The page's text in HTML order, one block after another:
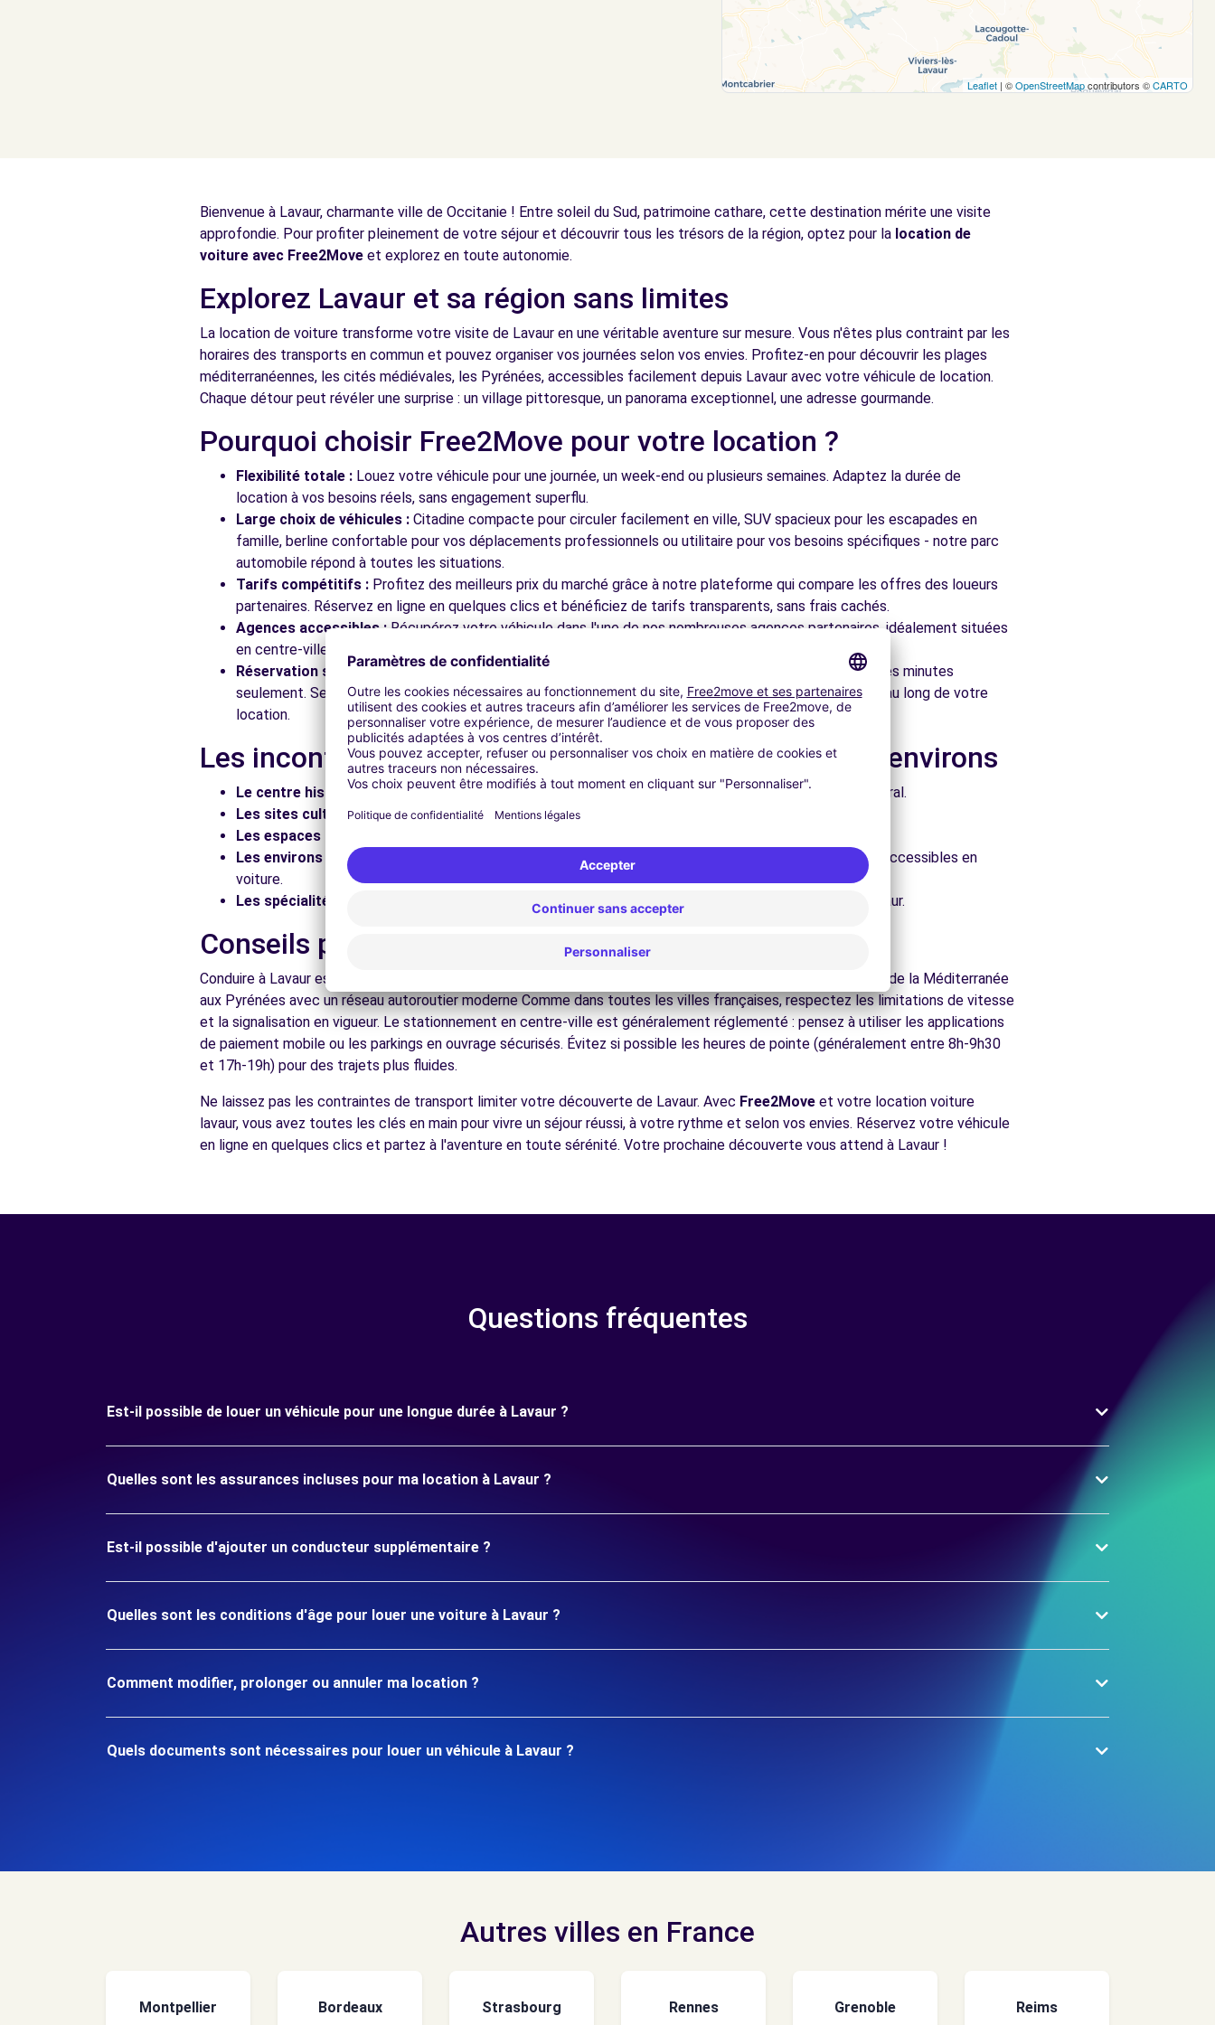
Leaflet | ©OpenStreetMapcontributors ©CARTO
Bienvenue à Lavaur, charmante ville de Occitanie ! Entre soleil du Sud, patrimoine cathare, cette destination mérite une visite
approfondie. Pour profiter pleinement de votre séjour et découvrir tous les trésors de la région, optez pour la location de
voiture avec Free2Move et explorez en toute autonomie.
Explorez Lavaur et sa région sans limites
La location de voiture transforme votre visite de Lavaur en une véritable aventure sur mesure. Vous n'êtes plus contraint par les
horaires des transports en commun et pouvez organiser vos journées selon vos envies. Profitez-en pour découvrir les plages
méditerranéennes, les cités médiévales, les Pyrénées, accessibles facilement depuis Lavaur avec votre véhicule de location.
Chaque détour peut révéler une surprise : un village pittoresque, un panorama exceptionnel, une adresse gourmande.
Pourquoi choisir Free2Move pour votre location ?
Flexibilité totale : Louez votre véhicule pour une journée, un week-end ou plusieurs semaines. Adaptez la durée de
location à vos besoins réels, sans engagement superflu.
Large choix de véhicules : Citadine compacte pour circuler facilement en ville, SUV spacieux pour les escapades en
famille, berline confortable pour vos déplacements professionnels ou utilitaire pour vos besoins spécifiques - notre parc
automobile répond à toutes les situations.
Tarifs compétitifs : Profitez des meilleurs prix du marché grâce à notre plateforme qui compare les offres des loueurs
partenaires. Réservez en ligne en quelques clics et bénéficiez de tarifs transparents, sans frais cachés.
Agences accessibles : Récupérez votre véhicule dans l'une de nos nombreuses agences partenaires, idéalement situées
en centre-ville, en gare ou près des aéroports pour faciliter le démarrage de votre séjour.
Réservation simplifiée :Notre plateforme intuitive vous permet de réserver votre véhicule en quelques minutes
seulement. Service client disponible pour répondre à toutes vos questions et vous accompagner tout au long de votre
location.
Les incontournables à découvrir à Lavaur et dans les environs
Le centre historique :Flânez dans les ruelles du cœur de ville et découvrez son patrimoine architectural.
Les sites culturels :Visitez les musées et monuments qui font la richesse de Lavaur.
Les espaces naturels :
Les environs :
Explorez les plages méditerranéennes, les cités médiévales, les Pyrénées, facilement accessibles en
voiture.
Les spécialités locales :
Découvrez la gastronomie régionale dans les restaurants et marchés de Lavaur.
Conseils pratiques pour conduire à Lavaur
Conduire à Lavaur est accessible à tous les conducteurs avec quelques conseils pratiques. la région s'étend de la Méditerranée
aux Pyrénées avec un réseau autoroutier moderne Comme dans toutes les villes françaises, respectez les limitations de vitesse
et la signalisation en vigueur. Le stationnement en centre-ville est généralement réglementé : pensez à utiliser les applications
de paiement mobile ou les parkings en ouvrage sécurisés. Évitez si possible les heures de pointe (généralement entre 8h-9h30
et 17h-19h) pour des trajets plus fluides.
Ne laissez pas les contraintes de transport limiter votre découverte de Lavaur. Avec Free2Move et votre location voiture
lavaur, vous avez toutes les clés en main pour vivre un séjour réussi, à votre rythme et selon vos envies. Réservez votre véhicule
en ligne en quelques clics et partez à l'aventure en toute sérénité. Votre prochaine découverte vous attend à Lavaur !
Questions fréquentes
Est-il possible de louer un véhicule pour une longue durée à Lavaur ?
Quelles sont les assurances incluses pour ma location à Lavaur ?
Est-il possible d'ajouter un conducteur supplémentaire ?
Quelles sont les conditions d'âge pour louer une voiture à Lavaur ?
Comment modifier, prolonger ou annuler ma location ?
Quels documents sont nécessaires pour louer un véhicule à Lavaur ?
Autres villes en France
Montpellier Bordeaux Strasbourg Rennes Grenoble Reims